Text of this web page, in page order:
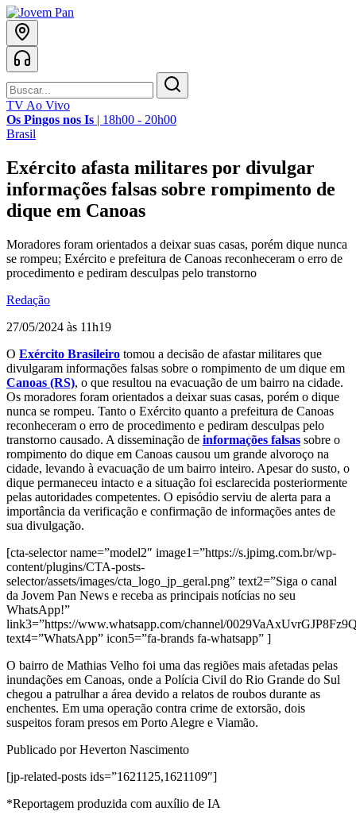
TV Ao Vivo
Os Pingos nos Is | 18h00 - 20h00
Brasil
Exército afasta militares por divulgar
informações falsas sobre rompimento de
dique em Canoas
Moradores foram orientados a deixar suas casas, porém dique nunca
se rompeu; Exército e prefeitura de Canoas reconheceram o erro de
procedimento e pediram desculpas pelo transtorno
Redação
27/05/2024 às 11h19
O Exército Brasileiro tomou a decisão de afastar militares que
divulgaram informações falsas sobre o rompimento de um dique em
Canoas (RS), o que resultou na evacuação de um bairro na cidade.
Os moradores foram orientados a deixar suas casas, porém o dique
nunca se rompeu. Tanto o Exército quanto a prefeitura de Canoas
reconheceram o erro de procedimento e pediram desculpas pelo
transtorno causado. A disseminação de informações falsas sobre o
rompimento do dique em Canoas causou um grande alvoroço na
cidade, levando à evacuação de um bairro inteiro. Apesar do susto, o
dique permaneceu intacto e a situação foi esclarecida posteriormente
pelas autoridades competentes. O episódio serviu de alerta para a
importância da verificação e confirmação de informações antes de
sua divulgação.
[cta-selector name=”model2″ image1=”https://s.jpimg.com.br/wp-
content/plugins/CTA-posts-
selector/assets/images/cta_logo_jp_geral.png” text2=”Siga o canal
da Jovem Pan News e receba as principais notícias no seu
WhatsApp!”
link3=”https://www.whatsapp.com/channel/
text4=”WhatsApp” icon5=”fa-brands fa-whatsapp” ]
O bairro de Mathias Velho foi uma das regiões mais afetadas pelas
inundações em Canoas, onde a Polícia Civil do Rio Grande do Sul
chegou a patrulhar a área devido a relatos de roubos durante as
enchentes. Em uma operação contra crime de extorsão, dois
suspeitos foram presos em Porto Alegre e Viamão.
Publicado por Heverton Nascimento
[jp-related-posts ids=”1621125,1621109″]
*Reportagem produzida com auxílio de IA